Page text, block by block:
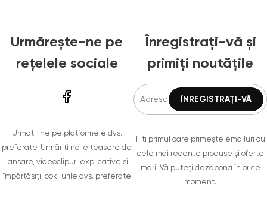
Urmărește-ne pe
rețelele sociale
Urmați-ne pe platformele dvs.
preferate. Urmăriți noile teasere de
lansare, videoclipuri explicative și
împărtășiți look-urile dvs. preferate
Înregistrați-vă și
primiți noutățile
Fiți primul care primește emailuri cu
cele mai recente produse și oferte
mari. Vă puteți dezabona în orice
moment.